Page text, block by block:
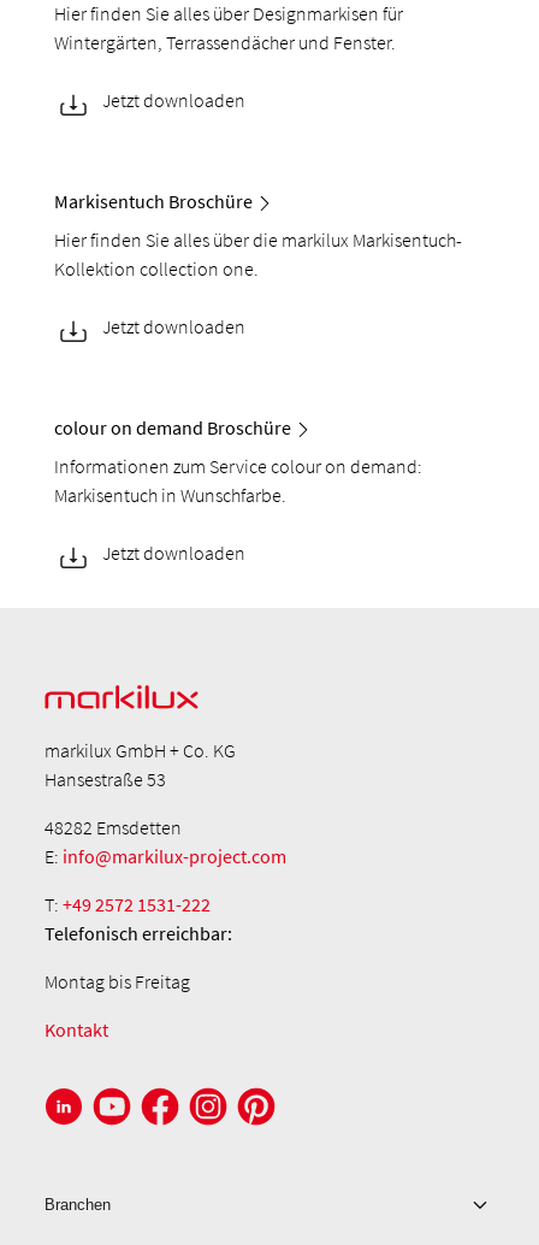
Hier finden Sie alles über Designmarkisen für
Wintergärten, Terrassendächer und Fenster.
Jetzt downloaden
Markisentuch Broschüre
Hier finden Sie alles über die markilux Markisentuch-
Kollektion collection one.
Jetzt downloaden
colour on demand Broschüre
Informationen zum Service colour on demand:
Markisentuch in Wunschfarbe.
Jetzt downloaden
markilux GmbH + Co. KG
Hansestraße 53
48282 Emsdetten
E: info@markilux-project.com
T:+49 2572 1531-222
Telefonisch erreichbar:
Montag bis Freitag
Kontakt
Branchen